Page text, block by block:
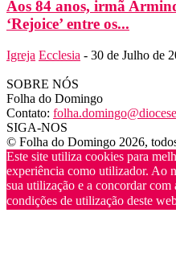
Aos 84 anos, irmã
‘Rejoice’ entre os...
Igreja Ecclesia - 30 de Julho de
SOBRE NÓS
Folha do Domingo
Contato:
SIGA-NOS
© Folha do Domingo 2026,
Este site utiliza cookies para
experiência como utilizador. Ao
sua utilização e a concordar
condições de utilização deste